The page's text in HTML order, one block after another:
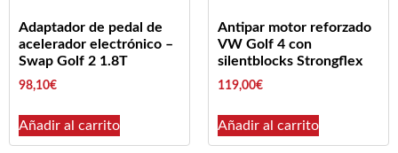
Adaptador de pedal de
acelerador electrónico –
Swap Golf 2 1.8T
98,10€
Añadir al carrito
Antipar motor reforzado
VW Golf 4 con
silentblocks Strongflex
119,00€
Añadir al carrito